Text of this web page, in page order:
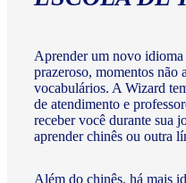
Aprender um novo idioma
prazeroso, momentos não
vocabulários. A Wizard
de atendimento e
receber você durante sua
aprender chinês ou outra
Além do chinês, há mais